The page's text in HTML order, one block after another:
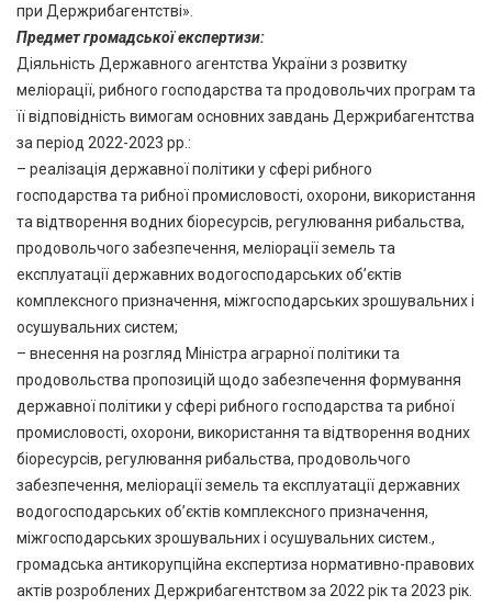
при Держрибагентстві».
Предмет громадської експертизи:
Діяльність Державного агентства України з розвитку
меліорації, рибного господарства та продовольчих програм та
її відповідність вимогам основних завдань Держрибагентства
за період 2022-2023 рр.:
– реалізація державної політики у сфері рибного
господарства та рибної промисловості, охорони, використання
та відтворення водних біоресурсів, регулювання рибальства,
продовольчого забезпечення, меліорації земель та
експлуатації державних водогосподарських об’єктів
комплексного призначення, міжгосподарських зрошувальних і
осушувальних систем;
– внесення на розгляд Міністра аграрної політики та
продовольства пропозицій щодо забезпечення формування
державної політики у сфері рибного господарства та рибної
промисловості, охорони, використання та відтворення водних
біоресурсів, регулювання рибальства, продовольчого
забезпечення, меліорації земель та експлуатації державних
водогосподарських об’єктів комплексного призначення,
міжгосподарських зрошувальних і осушувальних систем.,
громадська антикорупційна експертиза нормативно-правових
актів розроблених Держрибагентством за 2022 рік та 2023 рік.